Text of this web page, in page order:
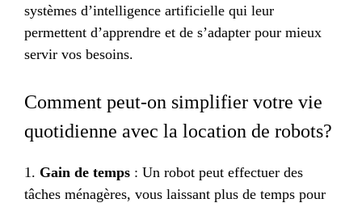
systèmes d’intelligence artificielle qui leur
permettent d’apprendre et de s’adapter pour mieux
servir vos besoins.
Comment peut-on simplifier votre vie
quotidienne avec la location de robots?
1. Gain de temps : Un robot peut effectuer des
tâches ménagères, vous laissant plus de temps pour